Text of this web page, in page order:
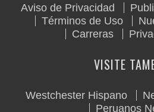
Aviso de Privacidad
Términos de Uso
Carreras
VISITE
Westchester Hispano
Peruanos